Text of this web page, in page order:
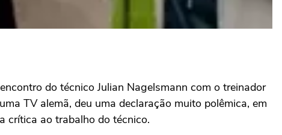
do técnico Julian Nagelsmann com o treinador
TV alemã, deu uma declaração muito polêmica, em
crítica ao trabalho do técnico.